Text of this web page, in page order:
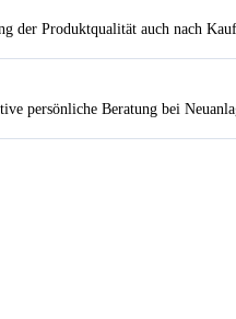
der Produktqualität auch nach Kauf
persönliche Beratung bei